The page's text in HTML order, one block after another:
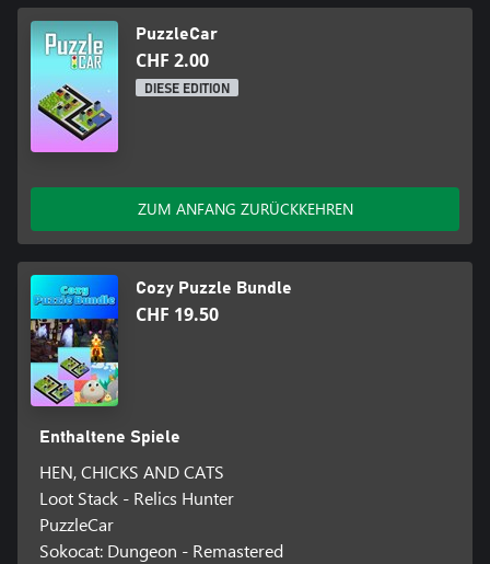
PuzzleCar
CHF 2.00
DIESE EDITION
ZUM ANFANG ZURÜCKKEHREN
Cozy Puzzle Bundle
CHF 19.50
Enthaltene Spiele
HEN, CHICKS AND CATS
Loot Stack - Relics Hunter
PuzzleCar
Sokocat: Dungeon - Remastered